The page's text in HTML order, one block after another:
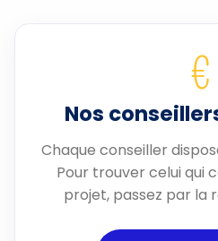
€
Nos
Chaque conseiller
Pour trouver celui qui
projet, passez par la